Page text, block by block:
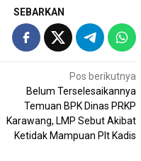
SEBARKAN
Pos berikutnya
Belum Terselesaikannya
Temuan BPK Dinas PRKP
Karawang, LMP Sebut Akibat
Ketidak Mampuan Plt Kadis